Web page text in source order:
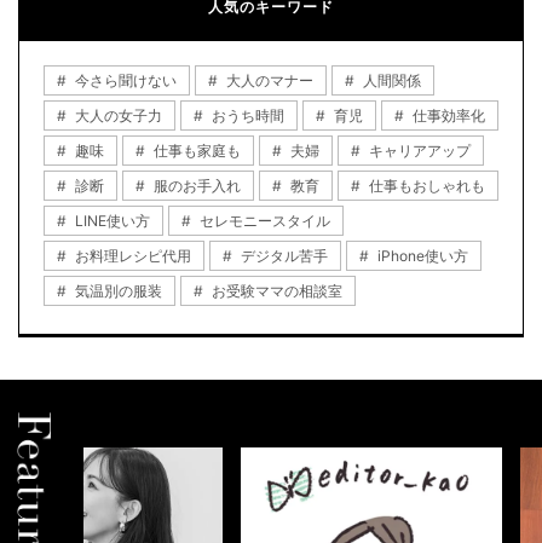
人気のキーワード
今さら聞けない 大人のマナー
人間関係
大人の女子力
おうち時間 育児
仕事効率化
趣味
仕事も家庭も 夫婦
キャリアアップ
診断
服のお手入れ 教育
仕事もおしゃれも
LINE使い方
セレモニースタイル
お料理レシピ代用
デジタル苦手
iPhone使い方
気温別の服装
お受験ママの相談室